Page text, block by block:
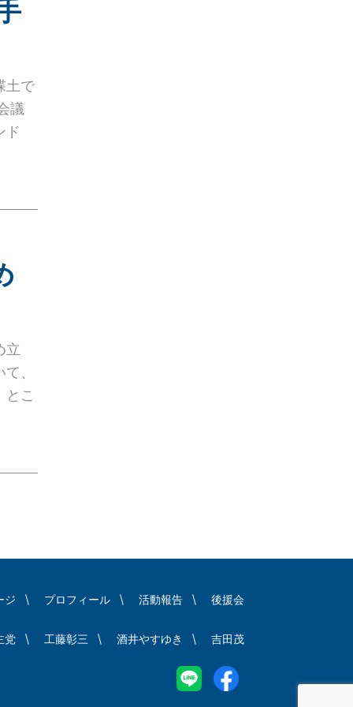
土で
議
ド
立
、
こ
ジ プロフィール 活動報告 後援会
党 工藤彰三 酒井やすゆき 吉田茂